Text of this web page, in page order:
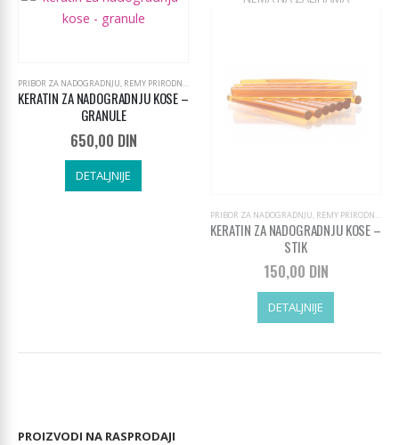
PRIBOR ZA NADOGRADNJU, REMY PRIRODNI PRAMENOVI SA KERATINOM 55CM
KERATIN ZA NADOGRADNJU KOSE –
GRANULE
650,00 DIN
DETALJNIJE
PRIBOR ZA NADOGRADNJU, REMY PRIRODNI PRAMENOVI SA KERATINOM 55CM
KERATIN ZA NADOGRADNJU KOSE –
STIK
150,00 DIN
DETALJNIJE
PROIZVODI NA RASPRODAJI